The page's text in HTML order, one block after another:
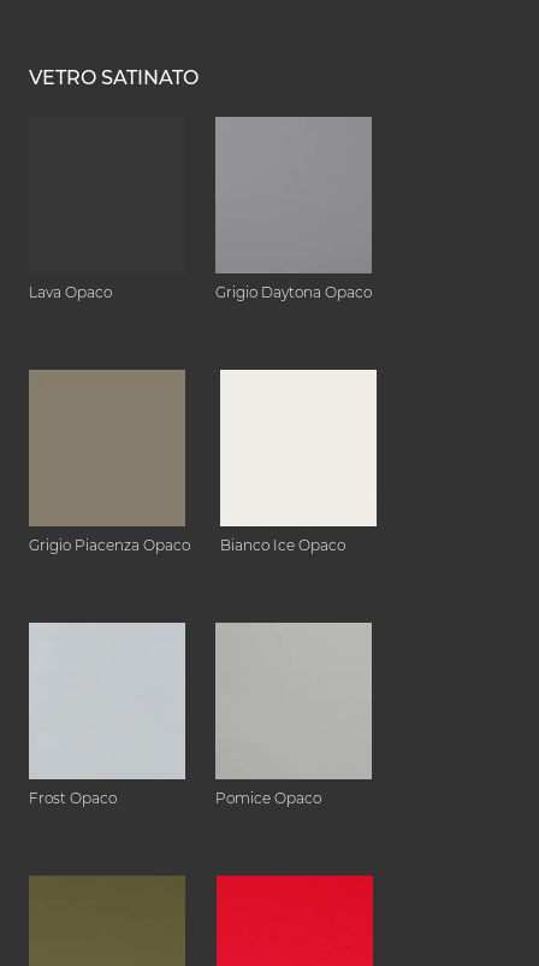
VETRO SATINATO
Lava Opaco Grigio Daytona Opaco
Grigio Piacenza Opaco Bianco Ice Opaco
Frost Opaco Pomice Opaco